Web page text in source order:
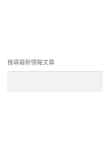
搜尋最新情報文章